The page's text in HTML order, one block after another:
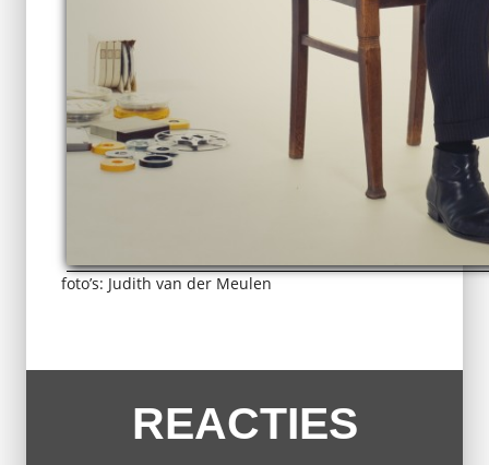
foto’s: Judith van der Meulen
REACTIES